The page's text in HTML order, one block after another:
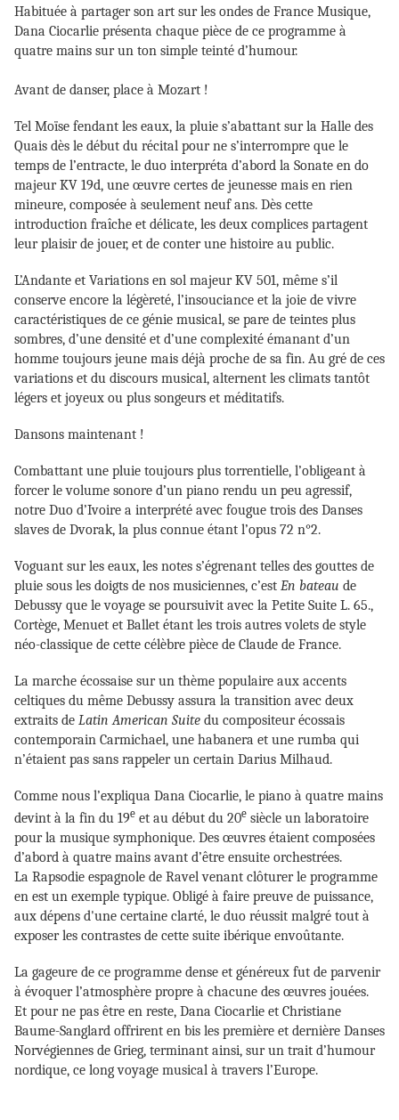
Habituée à partager son art sur les ondes de France Musique,
Dana Ciocarlie présenta chaque pièce de ce programme à
quatre mains sur un ton simple teinté d’humour.
Avant de danser, place à Mozart !
Tel Moïse fendant les eaux, la pluie s’abattant sur la Halle des
Quais dès le début du récital pour ne s’interrompre que le
temps de l’entracte, le duo interpréta d’abord la Sonate en do
majeur KV 19d, une œuvre certes de jeunesse mais en rien
mineure, composée à seulement neuf ans. Dès cette
introduction fraîche et délicate, les deux complices partagent
leur plaisir de jouer, et de conter une histoire au public.
L’Andante et Variations en sol majeur KV 501, même s’il
conserve encore la légèreté, l’insouciance et la joie de vivre
caractéristiques de ce génie musical, se pare de teintes plus
sombres, d’une densité et d’une complexité émanant d’un
homme toujours jeune mais déjà proche de sa fin. Au gré de ces
variations et du discours musical, alternent les climats tantôt
légers et joyeux ou plus songeurs et méditatifs.
Dansons maintenant !
Combattant une pluie toujours plus torrentielle, l’obligeant à
forcer le volume sonore d’un piano rendu un peu agressif,
notre Duo d’Ivoire a interprété avec fougue trois des Danses
slaves de Dvorak, la plus connue étant l’opus 72 n°2.
Voguant sur les eaux, les notes s’égrenant telles des gouttes de
pluie sous les doigts de nos musiciennes, c’est En bateau de
Debussy que le voyage se poursuivit avec la Petite Suite L. 65.,
Cortège, Menuet et Ballet étant les trois autres volets de style
néo-classique de cette célèbre pièce de Claude de France.
La marche écossaise sur un thème populaire aux accents
celtiques du même Debussy assura la transition avec deux
extraits de Latin American Suite du compositeur écossais
contemporain Carmichael, une habanera et une rumba qui
n’étaient pas sans rappeler un certain Darius Milhaud.
Comme nous l’expliqua Dana Ciocarlie, le piano à quatre mains
devint à la fin du 19e et au début du 20e siècle un laboratoire
pour la musique symphonique. Des œuvres étaient composées
d’abord à quatre mains avant d’être ensuite orchestrées.
La Rapsodie espagnole de Ravel venant clôturer le programme
en est un exemple typique. Obligé à faire preuve de puissance,
aux dépens d'une certaine clarté, le duo réussit malgré tout à
exposer les contrastes de cette suite ibérique envoûtante.
La gageure de ce programme dense et généreux fut de parvenir
à évoquer l’atmosphère propre à chacune des œuvres jouées.
Et pour ne pas être en reste, Dana Ciocarlie et Christiane
Baume-Sanglard offrirent en bis les première et dernière Danses
Norvégiennes de Grieg, terminant ainsi, sur un trait d’humour
nordique, ce long voyage musical à travers l’Europe.